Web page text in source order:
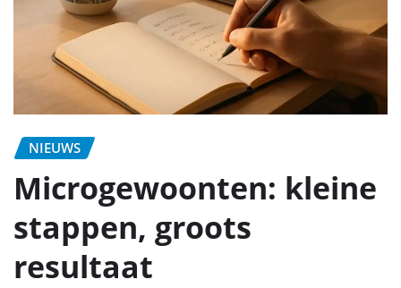
NIEUWS
Microgewoonten: kleine
stappen, groots
resultaat